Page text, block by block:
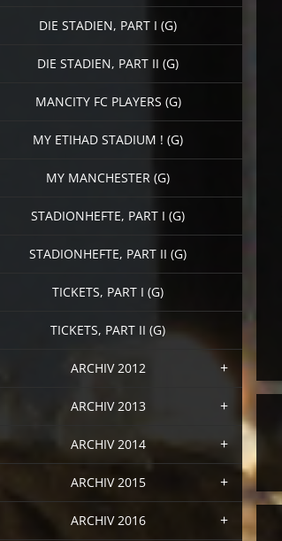
DIE STADIEN, PART I (G)
DIE STADIEN, PART II (G)
MANCITY FC PLAYERS (G)
MY ETIHAD STADIUM ! (G)
MY MANCHESTER (G)
STADIONHEFTE, PART I (G)
STADIONHEFTE, PART II (G)
TICKETS, PART I (G)
TICKETS, PART II (G)
ARCHIV 2012
ARCHIV 2013
ARCHIV 2014
ARCHIV 2015
ARCHIV 2016